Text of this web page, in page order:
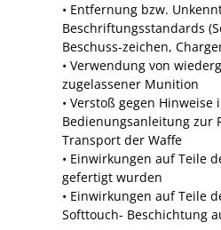
• Entfernung bzw.
Beschriftungsstandards
Beschuss-zeichen,
• Verwendung von
zugelassener Munition
• Verstoß gegen Hinweise
Bedienungsanleitung zur
Transport der Waffe
• Einwirkungen auf Teile
gefertigt wurden
• Einwirkungen auf Teile
Softtouch- Beschichtung